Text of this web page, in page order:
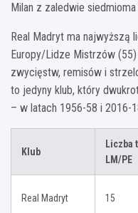
Milan z zaledwie
Real Madryt ma najwyższą
Europy/Lidze Mistrzów
zwycięstw, remisów i
to jedyny klub, który
– w latach 1956-58 i 2016-
Klub
Liczba
LM/PE
Real Madryt 15